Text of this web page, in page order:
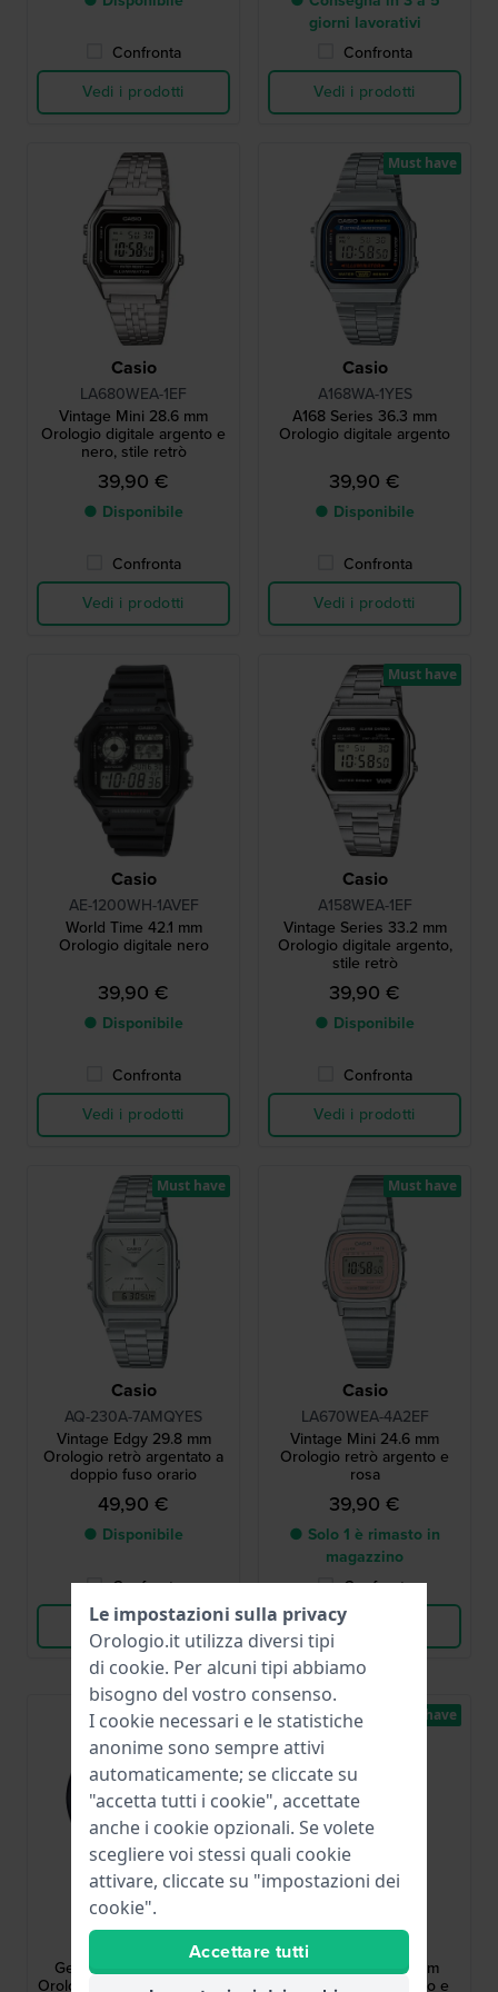
Confronta
Vedi i prodotti
giorni lavorativi
Confronta
Vedi i prodotti
Casio
LA680WEA-1EF
Vintage Mini 28.6 mm
Orologio digitale argento e
nero, stile retrò
39,90 €
● Disponibile
Confronta
Vedi i prodotti
Casio
A168WA-1YES
A168 Series 36.3 mm
Orologio digitale argento
39,90 €
● Disponibile
Confronta
Vedi i prodotti
Must have
Casio
AE-1200WH-1AVEF
World Time 42.1 mm
Orologio digitale nero
39,90 €
● Disponibile
Confronta
Vedi i prodotti
Casio
A158WEA-1EF
Vintage Series 33.2 mm
Orologio digitale argento,
stile retrò
39,90 €
● Disponibile
Confronta
Vedi i prodotti
Must have
Casio
AQ-230A-7AMQYES
Vintage Edgy 29.8 mm
Orologio retrò argentato a
doppio fuso orario
49,90 €
● Disponibile
Confronta
Vedi i prodotti
Must have
Casio
LA670WEA-4A2EF
Vintage Mini 24.6 mm
Orologio retrò argento e
rosa
39,90 €
● Solo 1 è rimasto in
magazzino
Confronta
Vedi i prodotti
Must have
Casio
Gents Classic 43.6 mm
Orologio al quarzo da uomo
Must have
Vintage Mini 24.6 mm
Orologio retrò argento e
Must have
Le impostazioni sulla privacy
Orologio.it utilizza diversi tipi
di cookie. Per alcuni tipi abbiamo
bisogno del vostro consenso.
I cookie necessari e le statistiche
anonime sono sempre attivi
automaticamente; se cliccate su
"accetta tutti i cookie", accettate
anche i cookie opzionali. Se volete
scegliere voi stessi quali cookie
attivare, cliccate su "impostazioni dei
cookie".
Accettare tutti